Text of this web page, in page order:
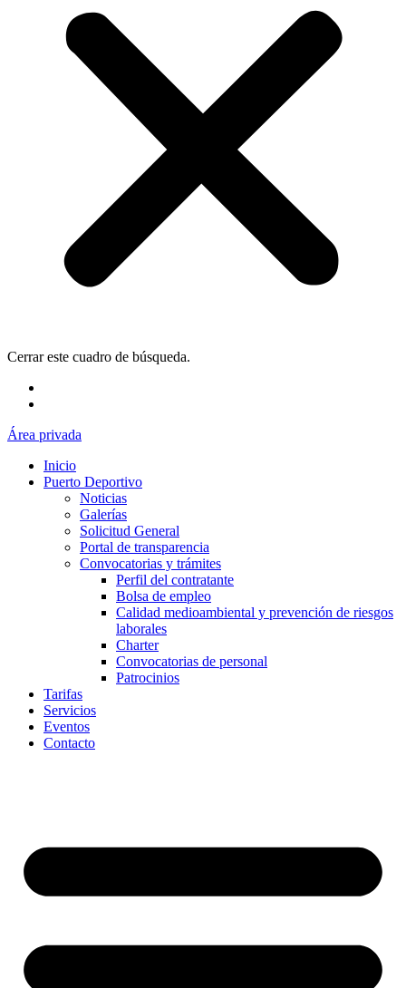
Cerrar este cuadro de búsqueda.
Área privada
Inicio
Puerto Deportivo
Noticias
Galerías
Solicitud General
Portal de transparencia
Convocatorias y trámites
Perfil del contratante
Bolsa de empleo
Calidad medioambiental y prevención de riesgos
laborales
Charter
Convocatorias de personal
Patrocinios
Tarifas
Servicios
Eventos
Contacto